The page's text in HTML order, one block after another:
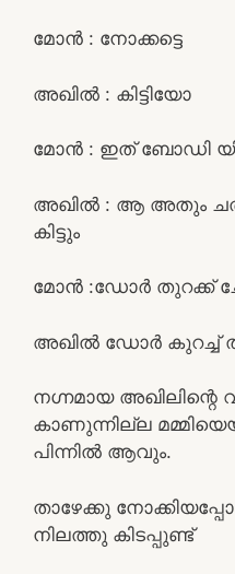
മോൻ : നോക്കട്ടെ
അഖിൽ : കിട്ടിയോ
മോൻ : ഇത് ബോഡി
അഖിൽ : ആ അതും
കിട്ടും
മോൻ :ഡോർ തുറക്ക്
അഖിൽ ഡോർ കുറച്ച്
നഗ്നമായ അഖിലിന്റെ
കാണുന്നില്ല
പിന്നിൽ ആവും.
താഴേക്കു
നിലത്തു കിടപ്പുണ്ട്